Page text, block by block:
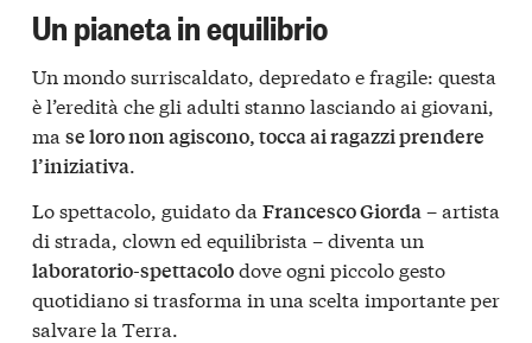
Un pianeta in equilibrio
Un mondo surriscaldato, depredato e fragile: questa
è l’eredità che gli adulti stanno lasciando ai giovani,
ma se loro non agiscono, tocca ai ragazzi prendere
l’iniziativa.
Lo spettacolo, guidato da Francesco Giorda– artista
di strada, clown ed equilibrista – diventa un
laboratorio-spettacolodove ogni piccolo gesto
quotidiano si trasforma in una scelta importante per
salvare la Terra.